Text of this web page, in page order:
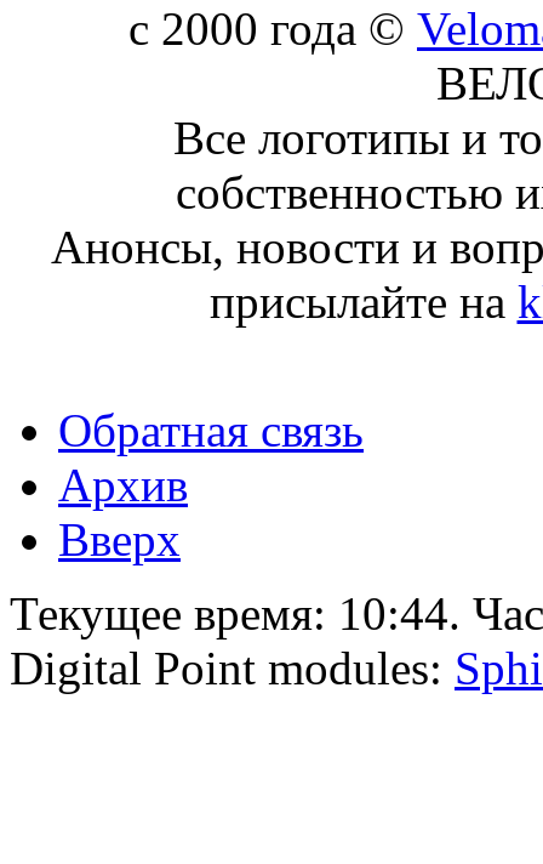
c 2000 года ©
Все логотипы и
собственностью
Анонсы, новости и
присылайте на
Обратная связь
Архив
Вверх
Текущее время: 10:44.
Digital Point modules: